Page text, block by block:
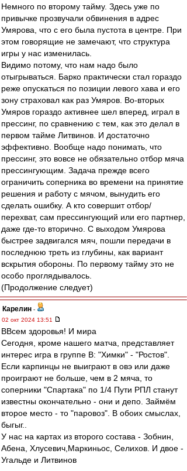
Немного по второму тайму. Здесь уже по
привычке прозвучали обвинения в адрес
Умярова, что с его была пустота в центре. При
этом говорящие не замечают, что структура
игры у нас изменилась.
Видимо потому, что нам надо было
отыгрываться. Барко практически стал гораздо
реже опускаться по позиции левого хава и его
зону страховал как раз Умяров. Во-вторых
Умяров гораздо активнее шел вперед, играл в
прессинг, по сравнению с тем, как это делал в
первом тайме Литвинов. И достаточно
эффективно. Вообще надо понимать, что
прессинг, это вовсе не обязательно отбор мяча
прессингующим. Задача прежде всего
ограничить соперника во времени на принятие
решения и работу с мячом, вынудить его
сделать ошибку. А кто совершит отбор/
перехват, сам прессингующий или его партнер,
даже где-то вторично. С выходом Умярова
быстрее задвигался мяч, пошли передачи в
последнюю треть из глубины, как вариант
вскрытия обороны. По первому тайму это не
особо проглядывалось.
(Продолжение следует)
Карелин -
02 окт 2024 13:51
ВВсем здоровья! И мира
Сегодня, кроме нашего матча, представляет
интерес игра в группе В: "Химки" - "Ростов".
Если карпинцы не выиграют в овэ или даже
проиграют не больше, чем в 2 мяча, то
соперники "Спартака" по 1/4 Пути РПЛ станут
известны окончательно - они и депо. Займём
второе место - то "паровоз". В обоих смыслах,
быгыг..
У нас на картах из второго состава - Зобнин,
Абена, Хлусевич,Маркиньос, Селихов. И двое -
Угальде и Литвинов